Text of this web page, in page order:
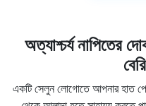
অত্যাশ্চর্য নাপিতের
একটি সেলুন লোগোতে আপনার হাত